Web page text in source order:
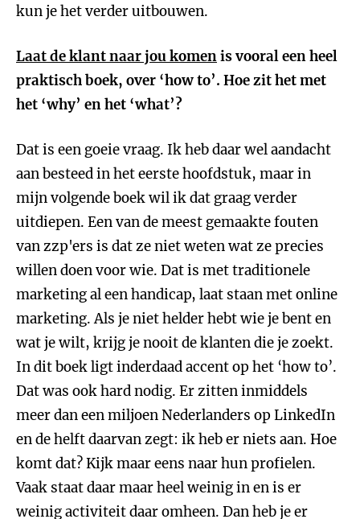
kun je het verder uitbouwen.
Laat de klant naar jou komenis vooral een heel
praktisch boek, over ‘how to’. Hoe zit het met
het ‘why’ en het ‘what’?
Dat is een goeie vraag. Ik heb daar wel aandacht
aan besteed in het eerste hoofdstuk, maar in
mijn volgende boek wil ik dat graag verder
uitdiepen. Een van de meest gemaakte fouten
van zzp'ers is dat ze niet weten wat ze precies
willen doen voor wie. Dat is met traditionele
marketing al een handicap, laat staan met online
marketing. Als je niet helder hebt wie je bent en
wat je wilt, krijg je nooit de klanten die je zoekt.
In dit boek ligt inderdaad accent op het ‘how to’.
Dat was ook hard nodig. Er zitten inmiddels
meer dan een miljoen Nederlanders op LinkedIn
en de helft daarvan zegt: ik heb er niets aan. Hoe
komt dat? Kijk maar eens naar hun profielen.
Vaak staat daar maar heel weinig in en is er
weinig activiteit daar omheen. Dan heb je er